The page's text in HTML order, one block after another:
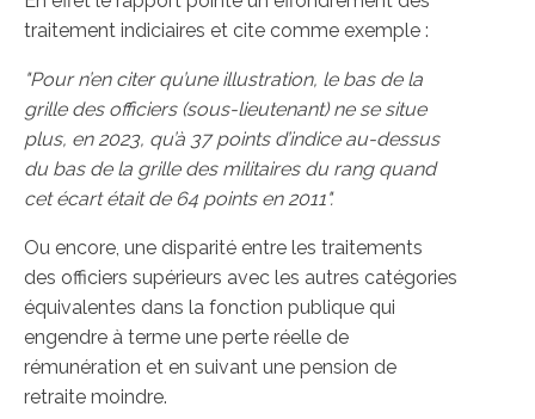
traitement indiciaires et cite comme exemple :
"Pour n’en citer qu’une illustration, le bas de la
grille des officiers (sous-lieutenant) ne se situe
plus, en 2023, qu’à 37 points d’indice au-dessus
du bas de la grille des militaires du rang quand
cet écart était de 64 points en 2011".
Ou encore, une disparité entre les traitements
des officiers supérieurs avec les autres catégories
équivalentes dans la fonction publique qui
engendre à terme une perte réelle de
rémunération et en suivant une pension de
retraite moindre.